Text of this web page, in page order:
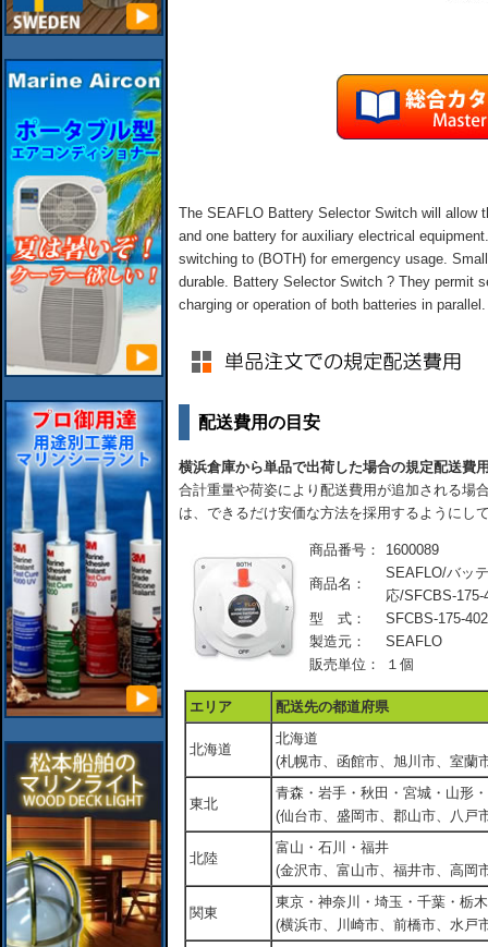
The SEAFLO Battery Selector Switch will allow
and one battery for auxiliary electrical
switching to (BOTH) for emergency usage.
durable. Battery Selector Switch ? They permit
charging or operation of both batteries in parallel.
配送費用の目安
横浜倉庫から単品で出荷した場合の規定配送費
合計重量や荷姿により配送費用が追加される場
は、できるだけ安価な方法を採用するようにし
商品番号： 1600089
商品名：
SEAFLO/バッ
応/SFCBS-175-
型 式：
SFCBS-175-402
製造元：
SEAFLO
販売単位：
１個
エリア 配送先の都道府県
北海道
北海道
(札幌市、函館市、旭川市、室蘭
東北
青森・岩手・秋田・宮城・山形
(仙台市、盛岡市、郡山市、八戸
北陸
富山・石川・福井
(金沢市、富山市、福井市、高岡
関東
東京・神奈川・埼玉・千葉・栃
(横浜市、川崎市、前橋市、水戸